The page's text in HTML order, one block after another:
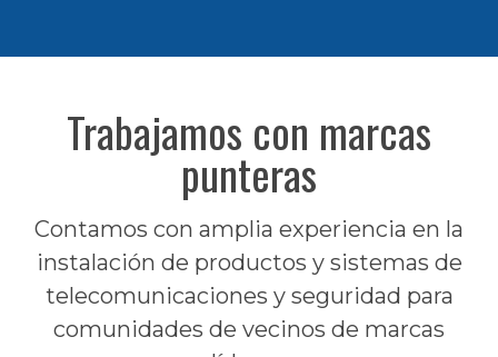
Trabajamos con marcas
punteras
Contamos con amplia experiencia en la
instalación de productos y sistemas de
telecomunicaciones y seguridad para
comunidades de vecinos de marcas